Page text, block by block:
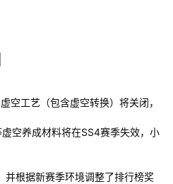
空工艺（包含虚空转换）将关闭，
空养成材料将在SS4赛季失效，小
并根据新赛季环境调整了排行榜奖